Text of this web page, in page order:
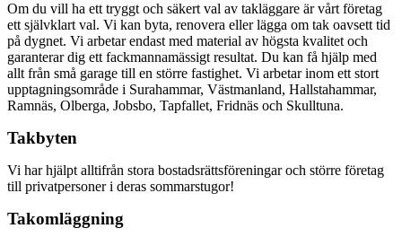
Om du vill ha ett tryggt och säkert val av takläggare är vårt företag
ett självklart val. Vi kan byta, renovera eller lägga om tak oavsett tid
på dygnet. Vi arbetar endast med material av högsta kvalitet och
garanterar dig ett fackmannamässigt resultat. Du kan få hjälp med
allt från små garage till en större fastighet. Vi arbetar inom ett stort
upptagningsområde i Surahammar, Västmanland, Hallstahammar,
Ramnäs, Olberga, Jobsbo, Tapfallet, Fridnäs och Skulltuna.
Takbyten
Vi har hjälpt alltifrån stora bostadsrättsföreningar och större företag
till privatpersoner i deras sommarstugor!
Takomläggning